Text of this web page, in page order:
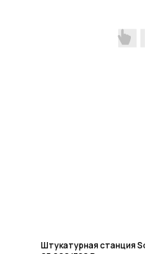
Штукатурная станция